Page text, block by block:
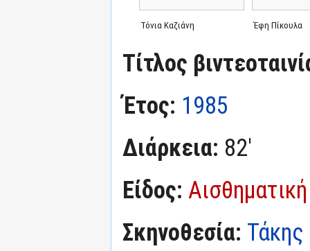
Τόνια Καζιάνη Έφη Πίκουλα
Τίτλος
Έτος: 1985
Διάρκεια: 82'
Είδος: Αισθηματική
Σκηνοθεσία: